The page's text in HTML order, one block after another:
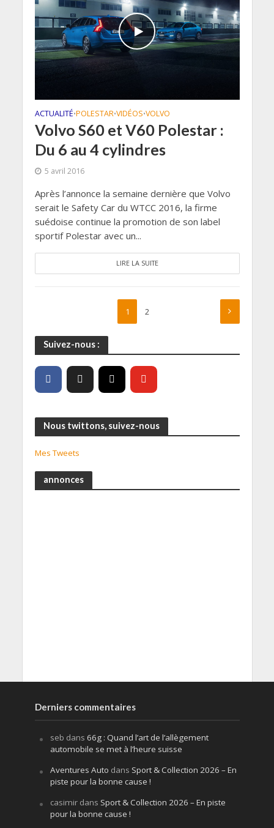
ACTUALITÉ•POLESTAR•VIDÉOS•VOLVO
Volvo S60 et V60 Polestar :
Du 6 au 4 cylindres
5 avril 2016
Après l’annonce la semaine dernière que Volvo
serait le Safety Car du WTCC 2016, la firme
suédoise continue la promotion de son label
sportif Polestar avec un...
LIRE LA SUITE
1 2
Suivez-nous :
Nous twittons, suivez-nous
Mes Tweets
annonces
Derniers commentaires
seb dans 66g : Quand l’art de l’allègement
automobile se met à l’heure suisse
Aventures Auto dans Sport & Collection 2026 – En
piste pour la bonne cause !
casimirdans Sport & Collection 2026 – En piste
pour la bonne cause !